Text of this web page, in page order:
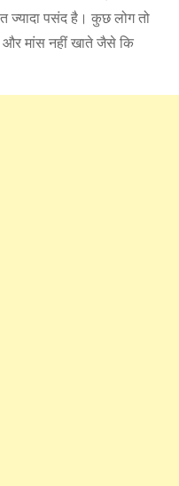
ज्यादा पसंद है। कुछ लोग तो
और मांस नहीं खाते जैसे कि